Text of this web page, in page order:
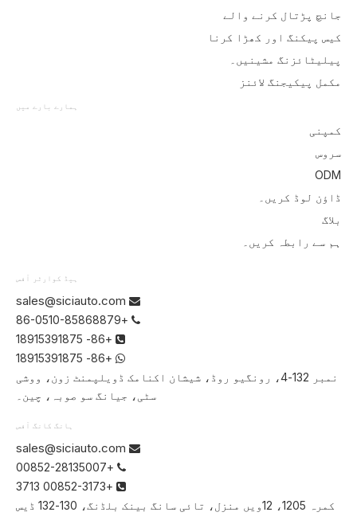
جانچ پڑتال کرنے والے
کیس پیکنگ اور کھڑا کرنا
پیلیٹائزنگ مشینیں۔
مکمل پیکیجنگ لائنز
ہمارے بارے میں
کمپنی
سروس
ODM
ڈاؤن لوڈ کریں۔
بلاگ
ہم سے رابطہ کریں۔
ہیڈ کوارٹر آفس

sales@siciauto.com

+86-0510-85868879

+86- 18915391875

+86- 18915391875
نمبر 132-4، رونگیو روڈ، شیشان اکنامک ڈویلپمنٹ زون، ووشی
سٹی، جیانگ سو صوبہ، چین۔
ہانگ کانگ آفس

sales@siciauto.com

+00852-28135007

+00852-3173 3713
کمرہ 1205، 12ویں منزل، تائی سانگ بینک بلڈنگ، 130-132 ڈیس